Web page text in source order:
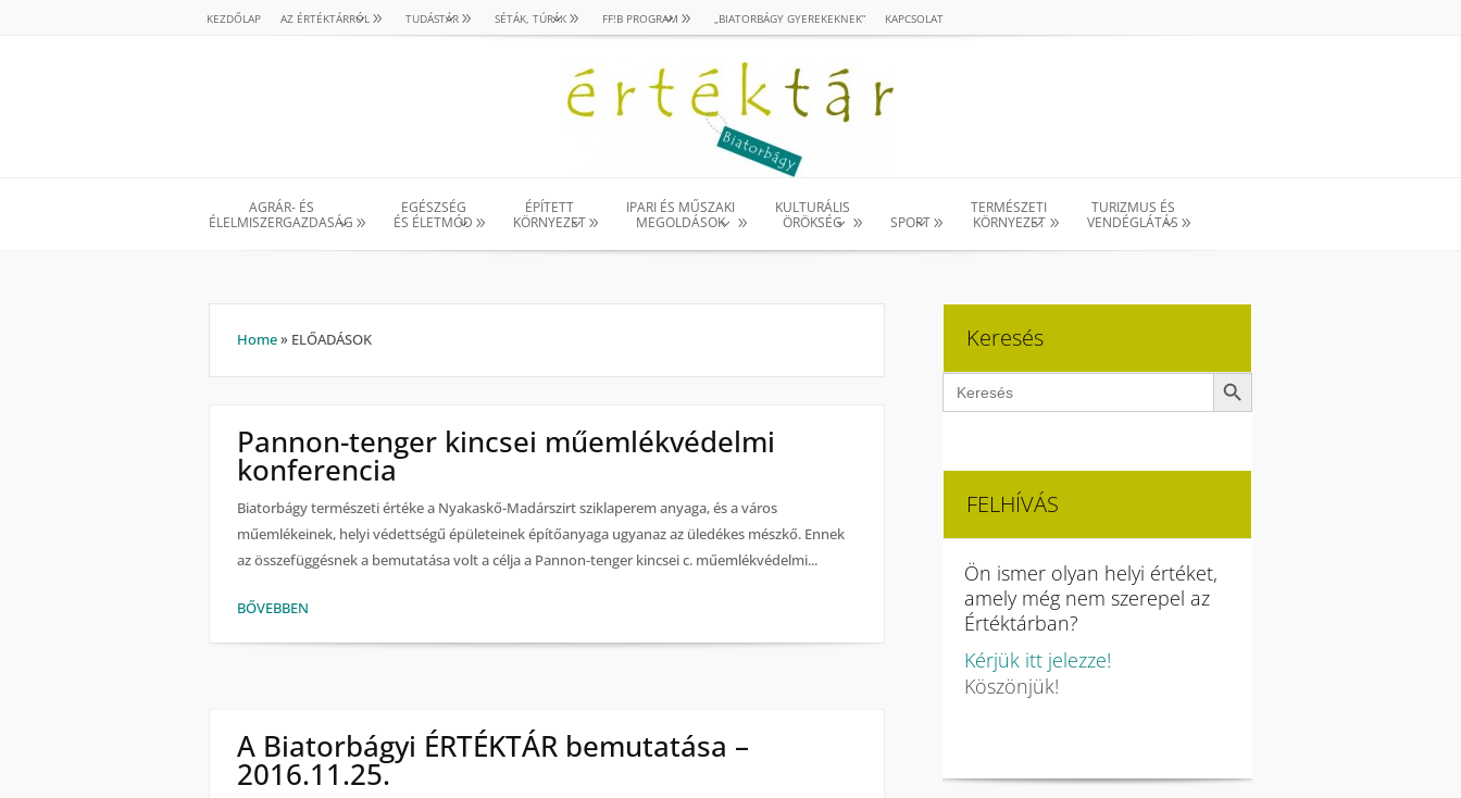
KEZDŐLAP AZ ÉRTÉKTÁRRÓL TUDÁSTÁR SÉTÁK, TÚRÁK FF!B PROGRAM „BIATORBÁGY GYEREKEKNEK” KAPCSOLAT
AGRÁR- ÉS
ÉLELMISZERGAZDASÁG
EGÉSZSÉG
ÉS ÉLETMÓD
ÉPÍTETT
KÖRNYEZET
IPARI ÉS MŰSZAKI
MEGOLDÁSOK
KULTURÁLIS
ÖRÖKSÉG
SPORT
TERMÉSZETI
KÖRNYEZET
TURIZMUS ÉS
VENDÉGLÁTÁS
Home» ELŐADÁSOK
Pannon-tenger kincsei műemlékvédelmi
konferencia
Biatorbágy természeti értéke a Nyakaskő-Madárszirt sziklaperem anyaga, és a város
műemlékeinek, helyi védettségű épületeinek építőanyaga ugyanaz az üledékes mészkő. Ennek
az összefüggésnek a bemutatása volt a célja a Pannon-tenger kincsei c. műemlékvédelmi...
BŐVEBBEN
A Biatorbágyi ÉRTÉKTÁR bemutatása –
2016.11.25.
Keresés
Search
for:
Search Button
FELHÍVÁS
Ön ismer olyan helyi értéket,
amely még nem szerepel az
Értéktárban?
Kérjük itt jelezze!
Köszönjük!